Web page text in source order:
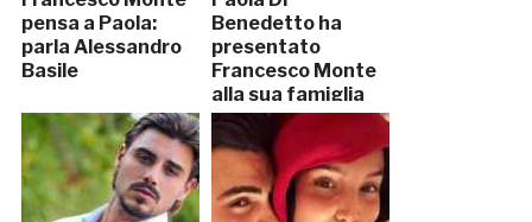
pensa a Paola:
parla Alessandro
Basile
Benedetto ha
presentato
Francesco Monte
alla sua famiglia